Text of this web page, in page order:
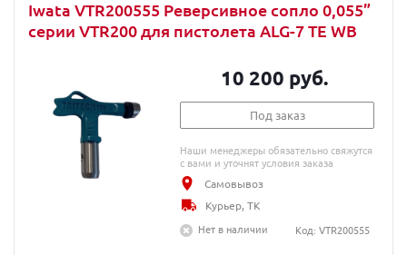
Iwata VTR200555 Реверсивное сопло 0,055”
серии VTR200 для пистолета ALG-7 TE WB
10 200 руб.
Под заказ
Наши менеджеры обязательно свяжутся
с вами и уточнят условия заказа
Самовывоз
Курьер, ТК
Нет в наличии
Код: VTR200555